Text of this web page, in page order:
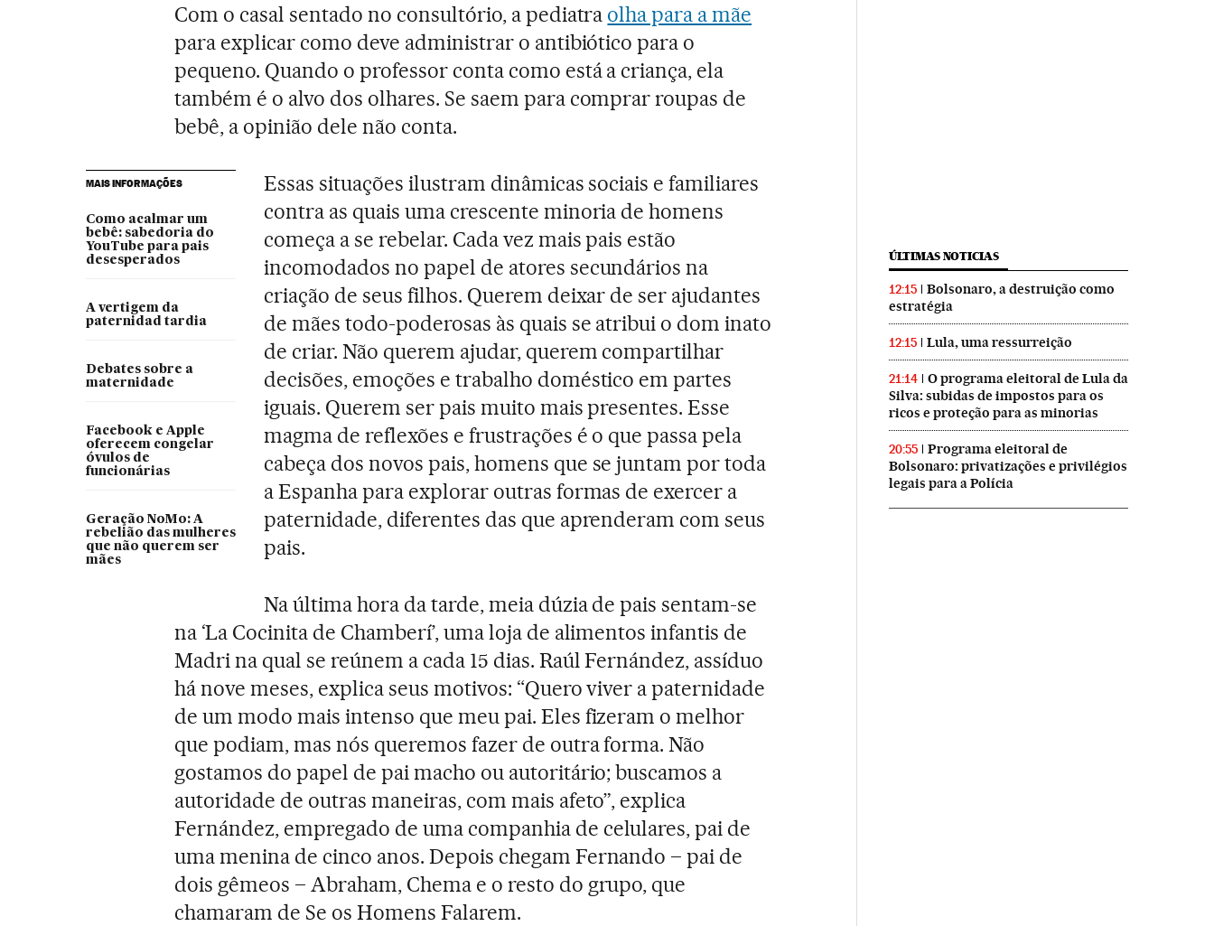
Com o casal sentado no consultório, a pediatra olha para a mãe
para explicar como deve administrar o antibiótico para o
pequeno. Quando o professor conta como está a criança, ela
também é o alvo dos olhares. Se saem para comprar roupas de
bebê, a opinião dele não conta.
MAIS INFORMAÇÕES
Como acalmar um
bebê: sabedoria do
YouTube para pais
desesperados
A vertigem da
paternidad tardia
Debates sobre a
maternidade
Facebook e Apple
oferecem congelar
óvulos de
funcionárias
Geração NoMo: A
rebelião das mulheres
que não querem ser
mães
Essas situações ilustram dinâmicas sociais e familiares
contra as quais uma crescente minoria de homens
começa a se rebelar. Cada vez mais pais estão
incomodados no papel de atores secundários na
criação de seus filhos. Querem deixar de ser ajudantes
de mães todo-poderosas às quais se atribui o dom inato
de criar. Não querem ajudar, querem compartilhar
decisões, emoções e trabalho doméstico em partes
iguais. Querem ser pais muito mais presentes. Esse
magma de reflexões e frustrações é o que passa pela
cabeça dos novos pais, homens que se juntam por toda
a Espanha para explorar outras formas de exercer a
paternidade, diferentes das que aprenderam com seus
pais.
Na última hora da tarde, meia dúzia de pais sentam-se
na ‘La Cocinita de Chamberí’, uma loja de alimentos infantis de
Madri na qual se reúnem a cada 15 dias. Raúl Fernández, assíduo
há nove meses, explica seus motivos: “Quero viver a paternidade
de um modo mais intenso que meu pai. Eles fizeram o melhor
que podiam, mas nós queremos fazer de outra forma. Não
gostamos do papel de pai macho ou autoritário; buscamos a
autoridade de outras maneiras, com mais afeto”, explica
Fernández, empregado de uma companhia de celulares, pai de
uma menina de cinco anos. Depois chegam Fernando – pai de
dois gêmeos – Abraham, Chema e o resto do grupo, que
chamaram de Se os Homens Falarem.
ÚLTIMAS NOTICIAS
12:15
Bolsonaro, a destruição como
estratégia
12:15 Lula, uma ressurreição
21:14
O programa eleitoral de Lula da
Silva: subidas de impostos para os
ricos e proteção para as minorias
20:55
Programa eleitoral de
Bolsonaro: privatizações e privilégios
legais para a Polícia